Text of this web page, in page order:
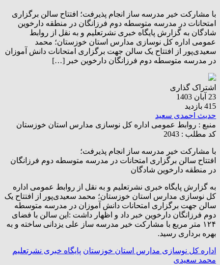
با مشارکت خیر مدرسه ساز انجام پذیرفت؛ افتتاح سالن برگزاری
امتحانات در مدرسه متوسطه دوم فرزانگان در منطقه دارخوین
شادگان به گزارش پایگاه خبری نشرتعلیم و به نقل از روابط
عمومی اداره کل نوسازی مدارس استان خوزستان؛ محمد
سعیدی‌پور از افتتاح یک سالن جهت برگزاری امتحانات دانش آموزان
در مدرسه متوسطه دوم فرزانگان دارخوین خبر […]
اشتراک گذاری
23 آبان 1403
415 بازدید
حدیث احمدی سعید
منبع : روابط عمومی اداره کل نوسازی مدارس استان خوزستان
کد مطلب : 2043
با مشارکت خیر مدرسه ساز انجام پذیرفت؛
افتتاح سالن برگزاری امتحانات در مدرسه متوسطه دوم فرزانگان
در منطقه دارخوین شادگان
به گزارش پایگاه خبری نشرتعلیم و به نقل از روابط عمومی اداره
کل نوسازی مدارس استان خوزستان؛ محمد سعیدی‌پور از افتتاح یک
سالن جهت برگزاری امتحانات دانش آموزان در مدرسه متوسطه
دوم فرزانگان دارخوین خبر داد و اظهار داشت :این سالن با فضای
۱۲۴ متر مربع با مشارکت خیر مدرسه ساز علی یزدانی ساخته و به
بهره برداری رسید.
اداره کل نوسازی مدارس استان خوزستان پایگاه خبری نشرتعلیم
محمد سعیدی